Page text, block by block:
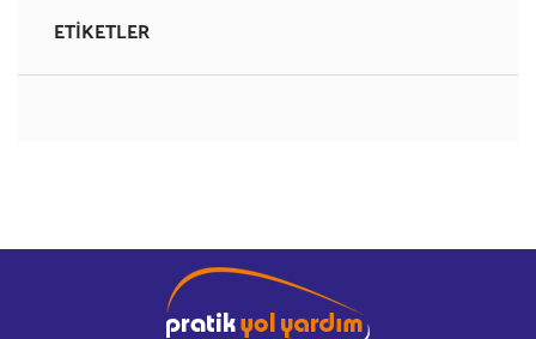
ETIKETLER